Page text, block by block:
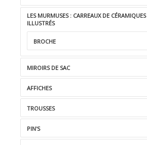
LES MURMUSES : CARREAUX DE CÉRAMIQUES
ILLUSTRÉS
BROCHE
MIROIRS DE SAC
AFFICHES
TROUSSES
PIN'S